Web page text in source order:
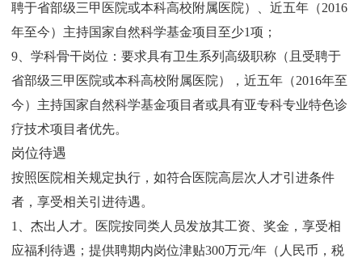
聘于省部级三甲医院或本科高校附属医院）、近五年（2016
年至今）主持国家自然科学基金项目至少1项；
9、学科骨干岗位：要求具有卫生系列高级职称（且受聘于
省部级三甲医院或本科高校附属医院），近五年（2016年至
今）主持国家自然科学基金项目者或具有亚专科专业特色诊
疗技术项目者优先。
岗位待遇
按照医院相关规定执行，如符合医院高层次人才引进条件
者，享受相关引进待遇。
1、杰出人才。医院按同类人员发放其工资、奖金，享受相
应福利待遇；提供聘期内岗位津贴300万元/年（人民币，税